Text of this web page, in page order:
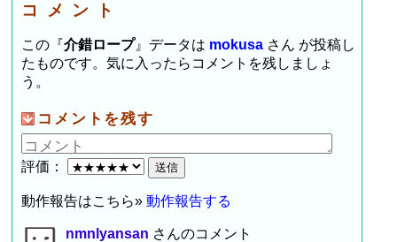
コメント
この『介錯ロープ』データは mokusa さん が投稿し
たものです。気に入ったらコメントを残しましょ
う。
コメントを残す
評価：
動作報告はこちら»動作報告する
nmnlyansan さんのコメント